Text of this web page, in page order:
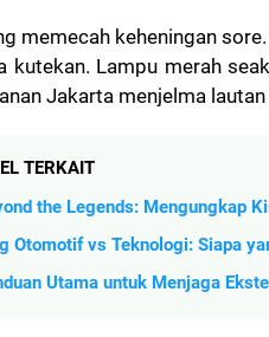
memecah keheningan
kutekan. Lampu merah
Jakarta menjelma
TERKAIT
the Legends: Mengungkap
Otomotif vs Teknologi: Siapa
Utama untuk Menjaga